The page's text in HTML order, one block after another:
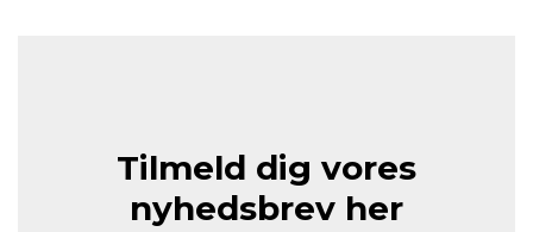
Tilmeld dig vores
nyhedsbrev her